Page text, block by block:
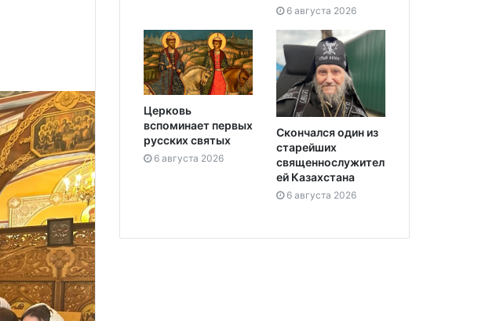
6 августа 2026
Церковь
вспоминает первых
русских святых
6 августа 2026
Скончался один из
старейших
священнослужител
ей Казахстана
6 августа 2026